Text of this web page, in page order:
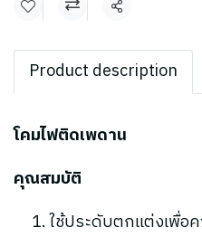
แชร์
Product description
โคมไฟติดเพดาน
คุณสมบัติ
ใช้ประดับตกแต่งเพื่อ